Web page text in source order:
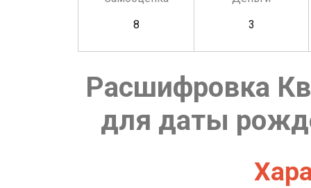
8
3
Расшифровка
для даты